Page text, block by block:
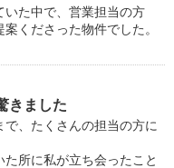
た中で、営業担当の方
くださった物件でした。
きました
、たくさんの担当の方に
所に私が立ち会ったこと